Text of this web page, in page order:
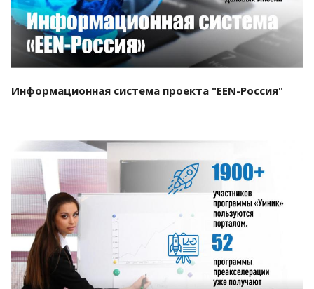
Информационная система проекта "EEN-Россия"
Смотреть проект